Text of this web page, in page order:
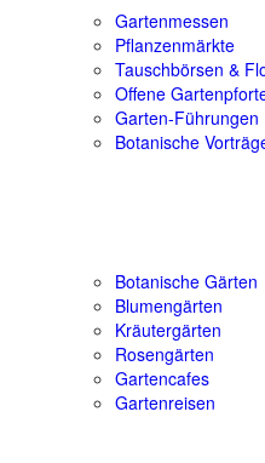
Gartenmessen
Pflanzenmärkte
Tauschbörsen &
Offene
Garten-Führungen
Botanische
Botanische Gärten
Blumengärten
Kräutergärten
Rosengärten
Gartencafes
Gartenreisen